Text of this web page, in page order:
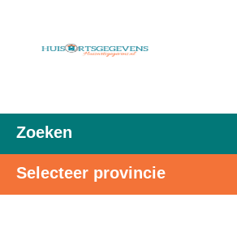
Zoeken
Selecteer provincie